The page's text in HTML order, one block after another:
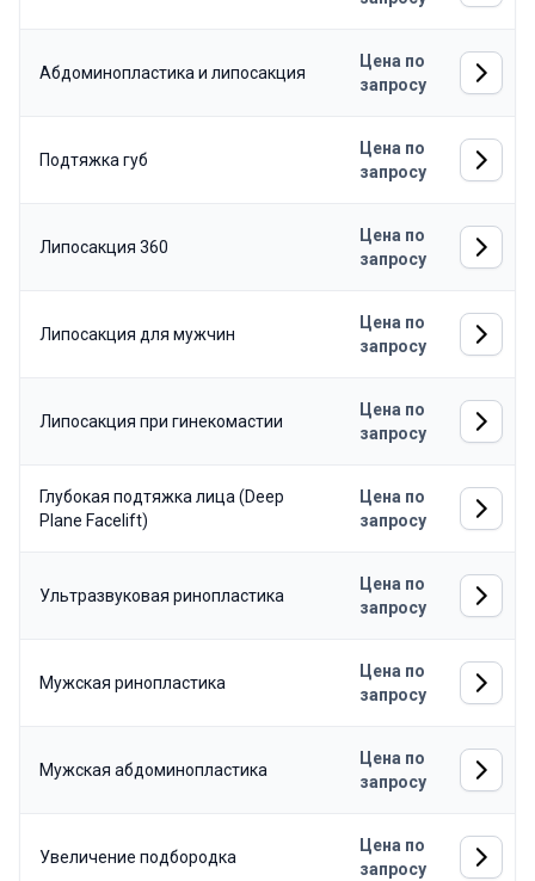
Абдоминопластика и липосакция
Цена по
запросу
Подтяжка губ
Цена по
запросу
Липосакция 360
Цена по
запросу
Липосакция для мужчин
Цена по
запросу
Липосакция при гинекомастии
Цена по
запросу
Глубокая подтяжка лица (Deep
Plane Facelift)
Цена по
запросу
Ультразвуковая ринопластика
Цена по
запросу
Мужская ринопластика
Цена по
запросу
Мужская абдоминопластика
Цена по
запросу
Увеличение подбородка
Цена по
запросу